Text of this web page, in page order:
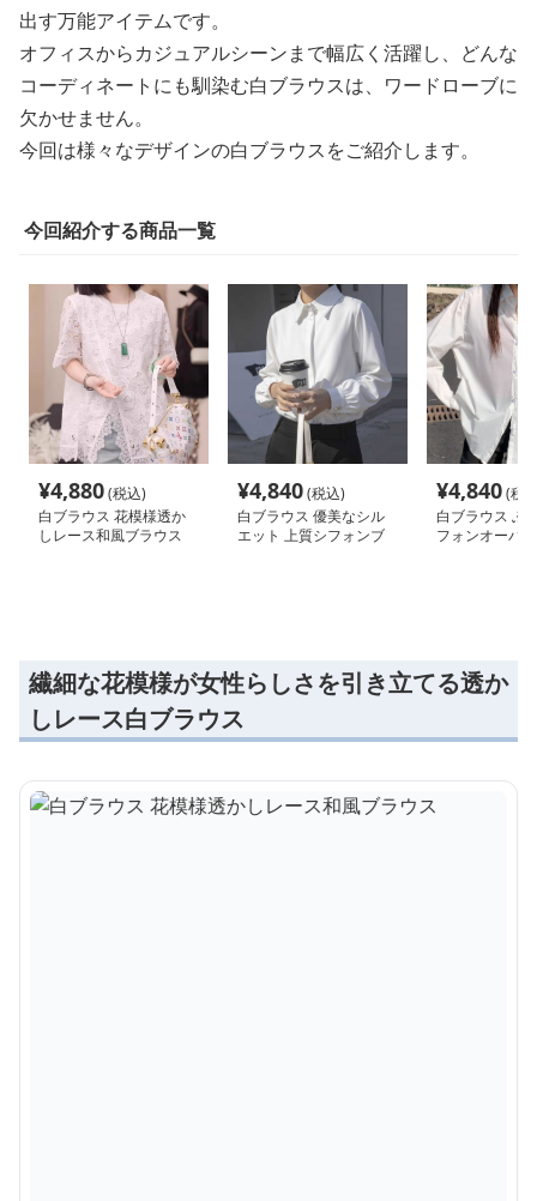
出す万能アイテムです。
オフィスからカジュアルシーンまで幅広く活躍し、どんな
コーディネートにも馴染む白ブラウスは、ワードローブに
欠かせません。
今回は様々なデザインの白ブラウスをご紹介します。
今回紹介する商品一覧
¥4,880(税込)
白ブラウス 花模様透か
しレース和風ブラウス
¥4,840(税込)
白ブラウス 優美なシル
エット 上質シフォンブ
¥4,840(税
白ブラウス ふ
フォンオーバ
繊細な花模様が女性らしさを引き立てる透か
しレース白ブラウス